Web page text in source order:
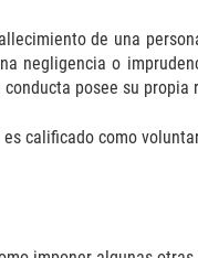
de una
negligencia o
posee su propia
calificado como